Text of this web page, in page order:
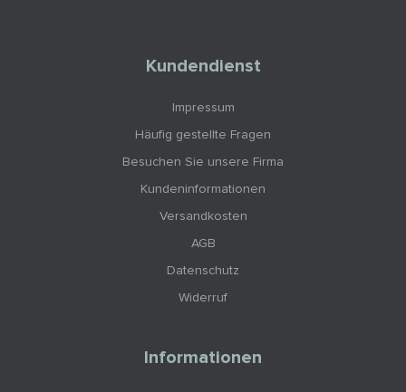
Kundendienst
Impressum
Häufig gestellte Fragen
Besuchen Sie unsere Firma
Kundeninformationen
Versandkosten
AGB
Datenschutz
Widerruf
Informationen